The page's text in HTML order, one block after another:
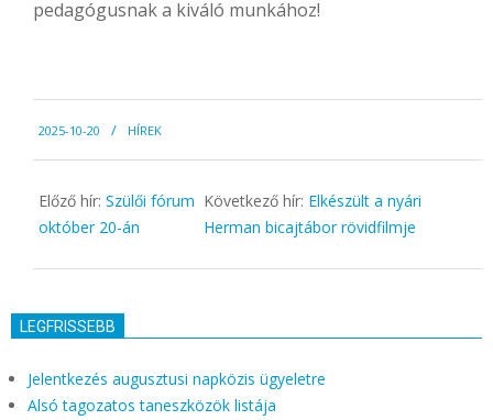
pedagógusnak a kiváló munkához!
10-
20
2025-10-20 HÍREK
Előző hír: Szülői fórum
október 20-án
Következő hír: Elkészült a nyári
Herman bicajtábor rövidfilmje
LEGFRISSEBB
Jelentkezés augusztusi napközis ügyeletre
Alsó tagozatos taneszközök listája